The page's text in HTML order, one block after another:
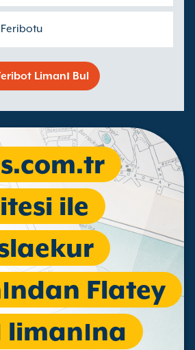
Feribotu
Limanı Bul
ile
Flatey
limanına